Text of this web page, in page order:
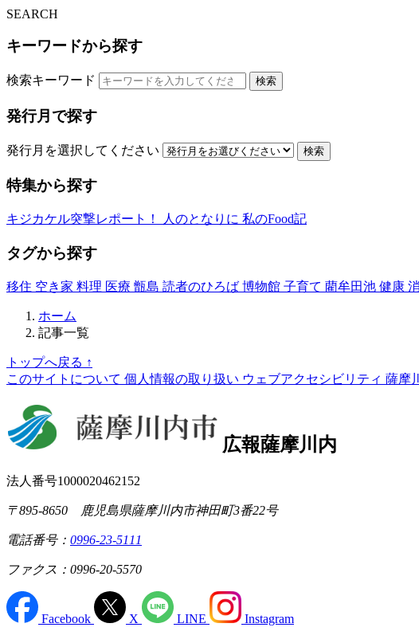
SEARCH
キーワードから探す
検索キーワード 検索
発行月で探す
発行月を選択してください 検索
特集から探す
キジカケル突撃レポート！ 人のとなりに 私のFood記
タグから探す
移住 空き家 料理 医療 甑島 読者のひろば 博物館 子育て 藺牟田池 健康
ホーム
記事一覧
トップへ戻る ↑
このサイトについて 個人情報の取り扱い ウェブアクセシビリティ 薩摩
広報薩摩川内
法人番号1000020462152
〒895-8650 鹿児島県薩摩川内市神田町3番22号
電話番号： 0996-23-5111
ファクス：0996-20-5570
Facebook X LINE Instagram